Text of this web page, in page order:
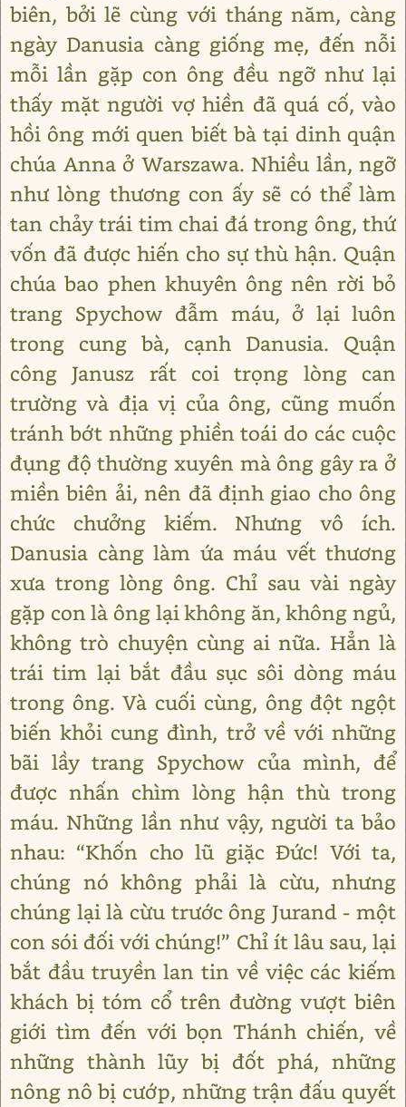
biên, bởi lẽ cùng với tháng năm, càng
ngày Danusia càng giống mẹ, đến nỗi
mỗi lần gặp con ông đều ngỡ như lại
thấy mặt người vợ hiền đã quá cố, vào
hồi ông mới quen biết bà tại dinh quận
chúa Anna ở Warszawa. Nhiều lần, ngỡ
như lòng thương con ấy sẽ có thể làm
tan chảy trái tim chai đá trong ông, thứ
vốn đã được hiến cho sự thù hận. Quận
chúa bao phen khuyên ông nên rời bỏ
trang Spychow đẫm máu, ở lại luôn
trong cung bà, cạnh Danusia. Quận
công Janusz rất coi trọng lòng can
trường và địa vị của ông, cũng muốn
tránh bớt những phiền toái do các cuộc
đụng độ thường xuyên mà ông gây ra ở
miền biên ải, nên đã định giao cho ông
chức chưởng kiếm. Nhưng vô ích.
Danusia càng làm ứa máu vết thương
xưa trong lòng ông. Chỉ sau vài ngày
gặp con là ông lại không ăn, không ngủ,
không trò chuyện cùng ai nữa. Hẳn là
trái tim lại bắt đầu sục sôi dòng máu
trong ông. Và cuối cùng, ông đột ngột
biến khỏi cung đình, trở về với những
bãi lầy trang Spychow của mình, để
được nhấn chìm lòng hận thù trong
máu. Những lần như vậy, người ta bảo
nhau: “Khốn cho lũ giặc Đức! Với ta,
chúng nó không phải là cừu, nhưng
chúng lại là cừu trước ông Jurand - một
con sói đối với chúng!” Chỉ ít lâu sau, lại
bắt đầu truyền lan tin về việc các kiếm
khách bị tóm cổ trên đường vượt biên
giới tìm đến với bọn Thánh chiến, về
những thành lũy bị đốt phá, những
nông nô bị cướp, những trận đấu quyết